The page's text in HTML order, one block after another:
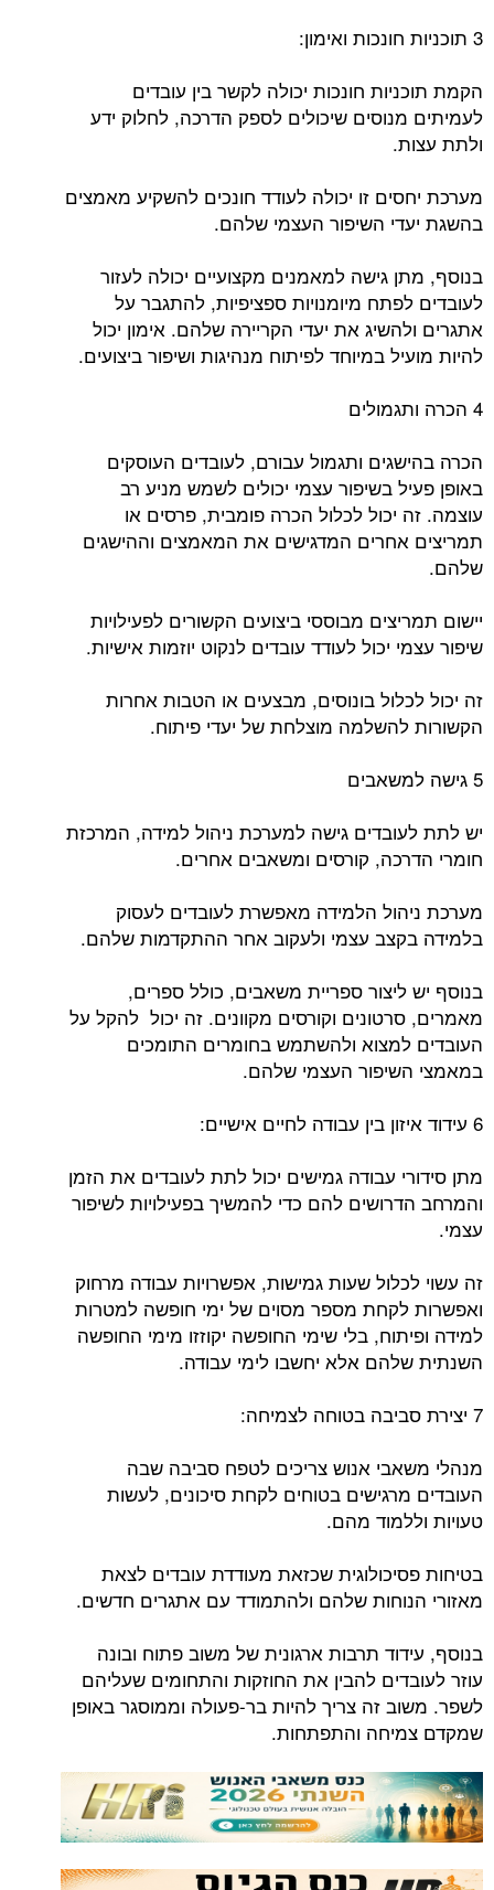
3 תוכניות חונכות ואימון:
הקמת תוכניות חונכות יכולה לקשר בין עובדים
לעמיתים מנוסים שיכולים לספק הדרכה, לחלוק ידע
ולתת עצות.
מערכת יחסים זו יכולה לעודד חונכים להשקיע מאמצים
בהשגת יעדי השיפור העצמי שלהם.
בנוסף, מתן גישה למאמנים מקצועיים יכולה לעזור
לעובדים לפתח מיומנויות ספציפיות, להתגבר על
אתגרים ולהשיג את יעדי הקריירה שלהם. אימון יכול
להיות מועיל במיוחד לפיתוח מנהיגות ושיפור ביצועים.
4 הכרה ותגמולים
הכרה בהישגים ותגמול עבורם, לעובדים העוסקים
באופן פעיל בשיפור עצמי יכולים לשמש מניע רב
עוצמה. זה יכול לכלול הכרה פומבית, פרסים או
תמריצים אחרים המדגישים את המאמצים וההישגים
שלהם.
יישום תמריצים מבוססי ביצועים הקשורים לפעילויות
שיפור עצמי יכול לעודד עובדים לנקוט יוזמות אישיות.
זה יכול לכלול בונוסים, מבצעים או הטבות אחרות
הקשורות להשלמה מוצלחת של יעדי פיתוח.
5 גישה למשאבים
יש לתת לעובדים גישה למערכת ניהול למידה, המרכזת
חומרי הדרכה, קורסים ומשאבים אחרים.
מערכת ניהול הלמידה מאפשרת לעובדים לעסוק
בלמידה בקצב עצמי ולעקוב אחר ההתקדמות שלהם.
בנוסף יש ליצור ספריית משאבים, כולל ספרים,
מאמרים, סרטונים וקורסים מקוונים. זה יכול להקל על
העובדים למצוא ולהשתמש בחומרים התומכים
במאמצי השיפור העצמי שלהם.
6 עידוד איזון בין עבודה לחיים אישיים:
מתן סידורי עבודה גמישים יכול לתת לעובדים את הזמן
והמרחב הדרושים להם כדי להמשיך בפעילויות לשיפור
עצמי.
זה עשוי לכלול שעות גמישות, אפשרויות עבודה מרחוק
ואפשרות לקחת מספר מסוים של ימי חופשה למטרות
למידה ופיתוח, בלי שימי החופשה יקוזזו מימי החופשה
השנתית שלהם אלא יחשבו לימי עבודה.
7 יצירת סביבה בטוחה לצמיחה:
מנהלי משאבי אנוש צריכים לטפח סביבה שבה
העובדים מרגישים בטוחים לקחת סיכונים, לעשות
טעויות וללמוד מהם.
בטיחות פסיכולוגית שכזאת מעודדת עובדים לצאת
מאזורי הנוחות שלהם ולהתמודד עם אתגרים חדשים.
בנוסף, עידוד תרבות ארגונית של משוב פתוח ובונה
עוזר לעובדים להבין את החוזקות והתחומים שעליהם
לשפר. משוב זה צריך להיות בר-פעולה וממוסגר באופן
שמקדם צמיחה והתפתחות.